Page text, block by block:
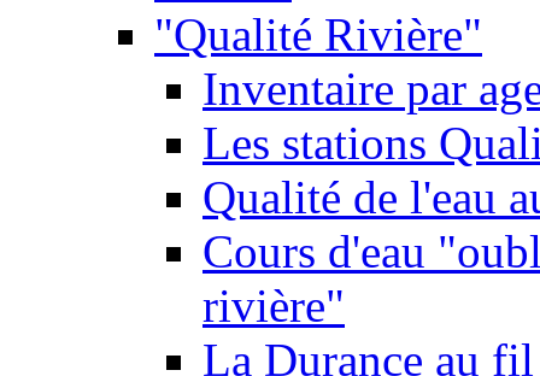
"Qualité Rivière"
Inventaire par
Les stations
Qualité de l'eau
Cours d'eau
rivière"
La Durance au